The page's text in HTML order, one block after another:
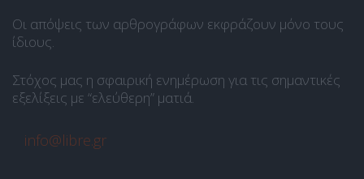
Οι απόψεις των αρθρογράφων εκφράζουν μόνο τους
ίδιους.
Στόχος μας η σφαιρική ενημέρωση για τις σημαντικές
εξελίξεις με “ελεύθερη” ματιά.
info@libre.gr